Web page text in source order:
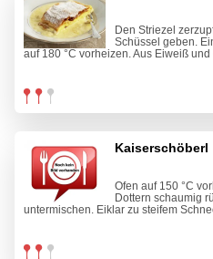
Den Striezel
Schüssel geben.
auf 180 °C vorheizen. Aus Eiweiß
Kaiserschöberl
Ofen auf 150 °C
Dottern schaumig
untermischen. Eiklar zu steifem